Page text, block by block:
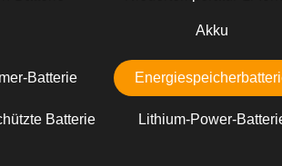
Akku
Batterie
Batterie Lithium-Power-